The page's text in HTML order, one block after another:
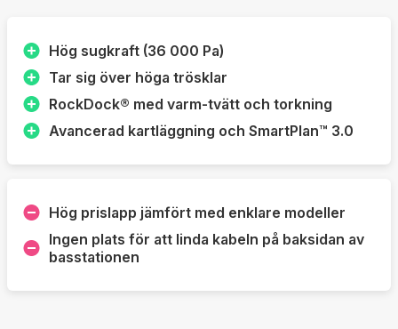
Hög sugkraft (36 000 Pa)
Tar sig över höga trösklar
RockDock® med varm-tvätt och torkning
Avancerad kartläggning och SmartPlan™ 3.0
Hög prislapp jämfört med enklare modeller
Ingen plats för att linda kabeln på baksidan av
basstationen